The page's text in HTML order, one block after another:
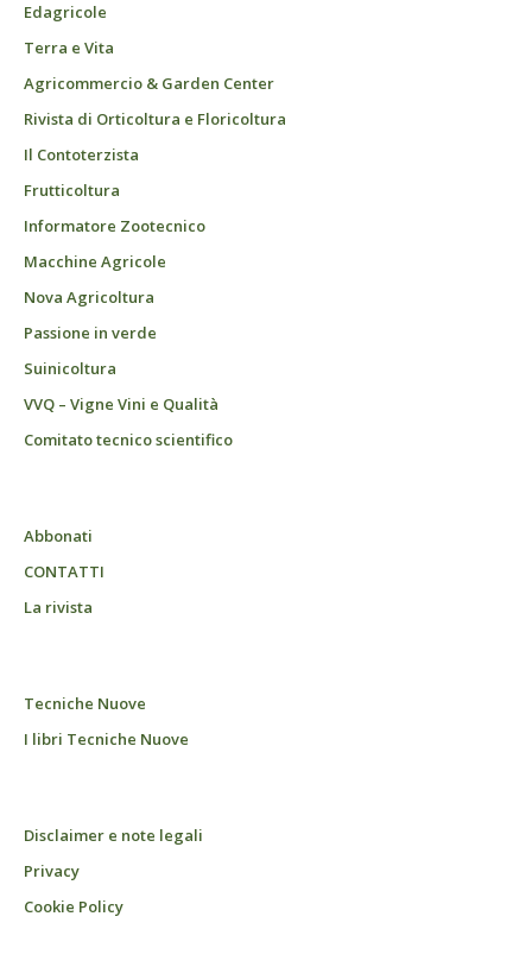
Edagricole
Terra e Vita
Agricommercio & Garden Center
Rivista di Orticoltura e Floricoltura
Il Contoterzista
Frutticoltura
Informatore Zootecnico
Macchine Agricole
Nova Agricoltura
Passione in verde
Suinicoltura
VVQ – Vigne Vini e Qualità
Comitato tecnico scientifico
Abbonati
CONTATTI
La rivista
Tecniche Nuove
I libri Tecniche Nuove
Disclaimer e note legali
Privacy
Cookie Policy